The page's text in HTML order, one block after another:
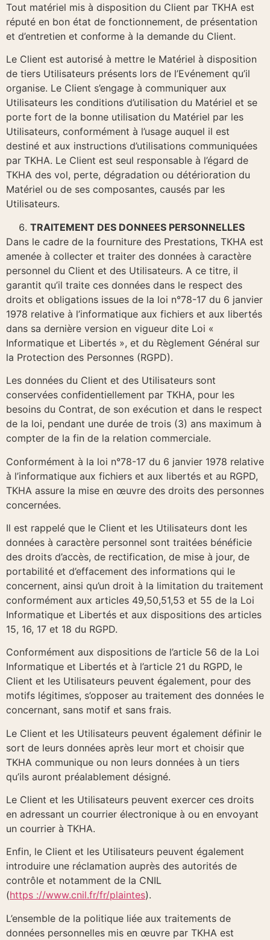
Tout matériel mis à disposition du Client par TKHA est
réputé en bon état de fonctionnement, de présentation
et d’entretien et conforme à la demande du Client.
Le Client est autorisé à mettre le Matériel à disposition
de tiers Utilisateurs présents lors de l’Evénement qu’il
organise. Le Client s’engage à communiquer aux
Utilisateurs les conditions d’utilisation du Matériel et se
porte fort de la bonne utilisation du Matériel par les
Utilisateurs, conformément à l’usage auquel il est
destiné et aux instructions d’utilisations communiquées
par TKHA. Le Client est seul responsable à l’égard de
TKHA des vol, perte, dégradation ou détérioration du
Matériel ou de ses composantes, causés par les
Utilisateurs.
TRAITEMENT DES DONNEES PERSONNELLES
Dans le cadre de la fourniture des Prestations, TKHA est
amenée à collecter et traiter des données à caractère
personnel du Client et des Utilisateurs. A ce titre, il
garantit qu’il traite ces données dans le respect des
droits et obligations issues de la loi n°78-17 du 6 janvier
1978 relative à l’informatique aux fichiers et aux libertés
dans sa dernière version en vigueur dite Loi «
Informatique et Libertés », et du Règlement Général sur
la Protection des Personnes (RGPD).
Les données du Client et des Utilisateurs sont
conservées confidentiellement par TKHA, pour les
besoins du Contrat, de son exécution et dans le respect
de la loi, pendant une durée de trois (3) ans maximum à
compter de la fin de la relation commerciale.
Conformément à la loi n°78-17 du 6 janvier 1978 relative
à l’informatique aux fichiers et aux libertés et au RGPD,
TKHA assure la mise en œuvre des droits des personnes
concernées.
Il est rappelé que le Client et les Utilisateurs dont les
données à caractère personnel sont traitées bénéficie
des droits d’accès, de rectification, de mise à jour, de
portabilité et d’effacement des informations qui le
concernent, ainsi qu’un droit à la limitation du traitement
conformément aux articles 49,50,51,53 et 55 de la Loi
Informatique et Libertés et aux dispositions des articles
15, 16, 17 et 18 du RGPD.
Conformément aux dispositions de l’article 56 de la Loi
Informatique et Libertés et à l’article 21 du RGPD, le
Client et les Utilisateurs peuvent également, pour des
motifs légitimes, s’opposer au traitement des données le
concernant, sans motif et sans frais.
Le Client et les Utilisateurs peuvent également définir le
sort de leurs données après leur mort et choisir que
TKHA communique ou non leurs données à un tiers
qu’ils auront préalablement désigné.
Le Client et les Utilisateurs peuvent exercer ces droits
en adressant un courrier électronique à ou en envoyant
un courrier à TKHA.
Enfin, le Client et les Utilisateurs peuvent également
introduire une réclamation auprès des autorités de
contrôle et notamment de la CNIL
(https ://www.cnil.fr/fr/plaintes).
L’ensemble de la politique liée aux traitements de
données personnelles mis en œuvre par TKHA est